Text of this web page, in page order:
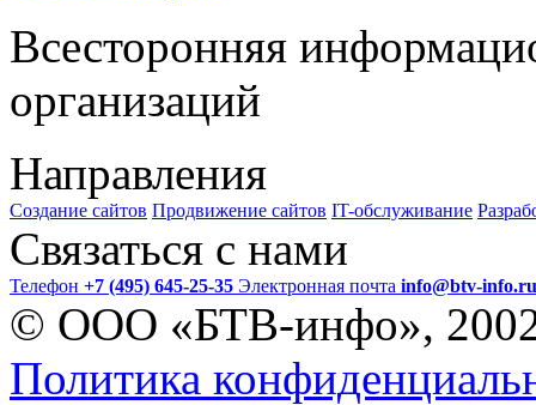
Всесторонняя
организаций
Направления
Создание сайтов Продвижение сайтов IT-обслуживание
Связаться с нами
Телефон +7 (495) 645-25-35 Электронная почта info@btv-info.ru
© ООО «БТВ-инфо»,
Политика